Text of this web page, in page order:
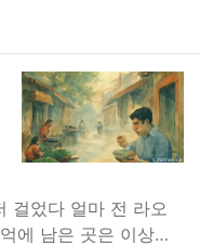
걸었다 얼마 전 라오
에 남은 곳은 이상…